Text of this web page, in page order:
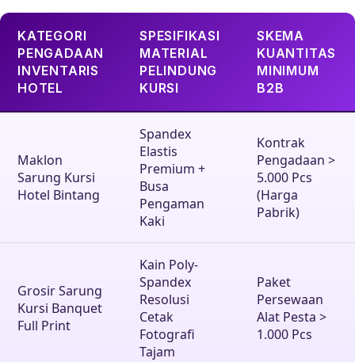
KATEGORI
PENGADAAN
INVENTARIS
HOTEL
SPESIFIKASI
MATERIAL
PELINDUNG
KURSI
SKEMA
KUANTITAS
MINIMUM
B2B
Maklon
Sarung Kursi
Hotel Bintang
Spandex
Elastis
Premium +
Busa
Pengaman
Kaki
Kontrak
Pengadaan >
5.000 Pcs
(Harga
Pabrik)
Grosir Sarung
Kursi Banquet
Full Print
Kain Poly-
Spandex
Resolusi
Cetak
Fotografi
Tajam
Paket
Persewaan
Alat Pesta >
1.000 Pcs